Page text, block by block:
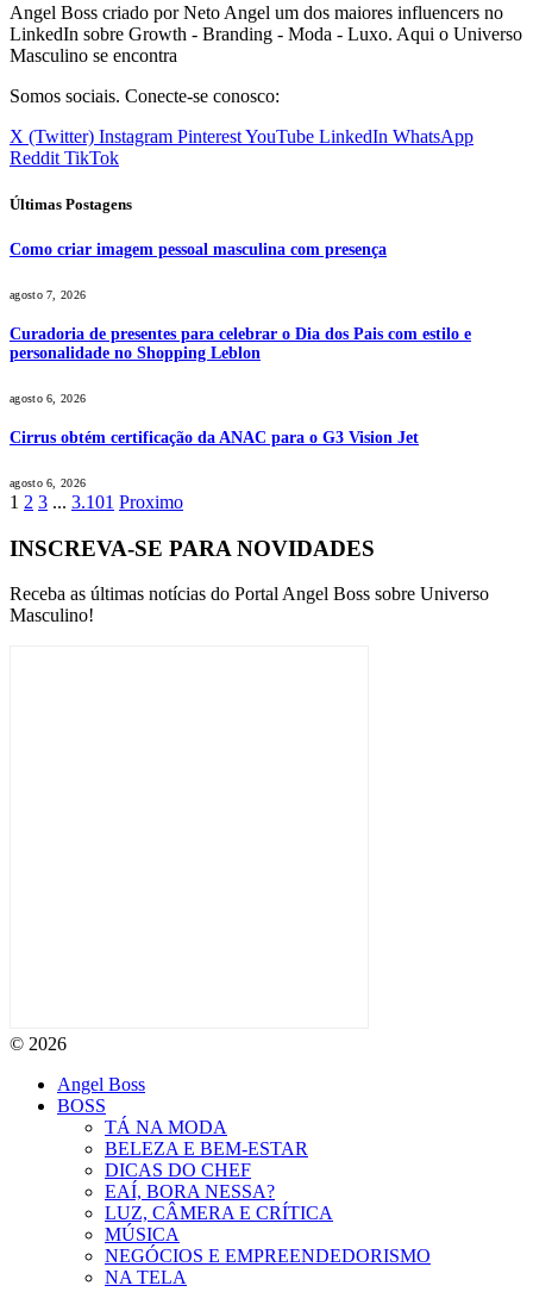
Angel Boss criado por Neto Angel um dos maiores influencers no
LinkedIn sobre Growth - Branding - Moda - Luxo. Aqui o Universo
Masculino se encontra
Somos sociais. Conecte-se conosco:
X (Twitter) Instagram PinterestYouTube LinkedIn WhatsApp
Reddit TikTok
Últimas Postagens
Como criar imagem pessoal masculina com presença
agosto 7, 2026
Curadoria de presentes para celebrar o Dia dos Pais com estilo e
personalidade no Shopping Leblon
agosto 6, 2026
Cirrus obtém certificação da ANAC para o G3 Vision Jet
agosto 6, 2026
1 2 3 ... 3.101 Proximo
INSCREVA-SE PARA NOVIDADES
Receba as últimas notícias do Portal Angel Boss sobre Universo
Masculino!
© 2026
Angel Boss
BOSS
TÁ NA MODA
BELEZA E BEM-ESTAR
DICAS DO CHEF
EAÍ, BORA NESSA?
LUZ, CÂMERA E CRÍTICA
MÚSICA
NEGÓCIOS E EMPREENDEDORISMO
NA TELA